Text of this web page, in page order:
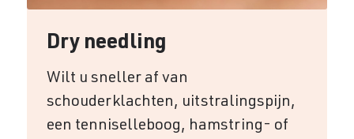
Dry needling
Wilt u sneller af van
schouderklachten, uitstralingspijn,
een tenniselleboog, hamstring- of